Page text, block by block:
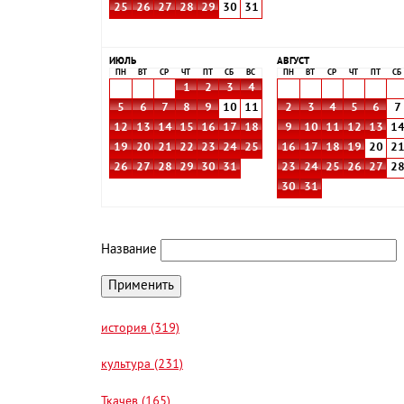
25
26 27 28 29 30 31
ИЮЛЬ
ПН ВТ СР ЧТ СБ ВС
1 2 3
4
5
6 7 8 9 10
11
12
13 14 15 16 17
18
19
20 21 22 23 24
25
26
27 28 29 30 31
АВГУСТ
ПН ВТ СР ЧТ СБ
2
3 4 5 6 7
9
10 11 12 13 14
16
17 18 19 20 21
23
24 25 26 27 28
30
31
Название
история (319)
культура (231)
Ткачев (165)